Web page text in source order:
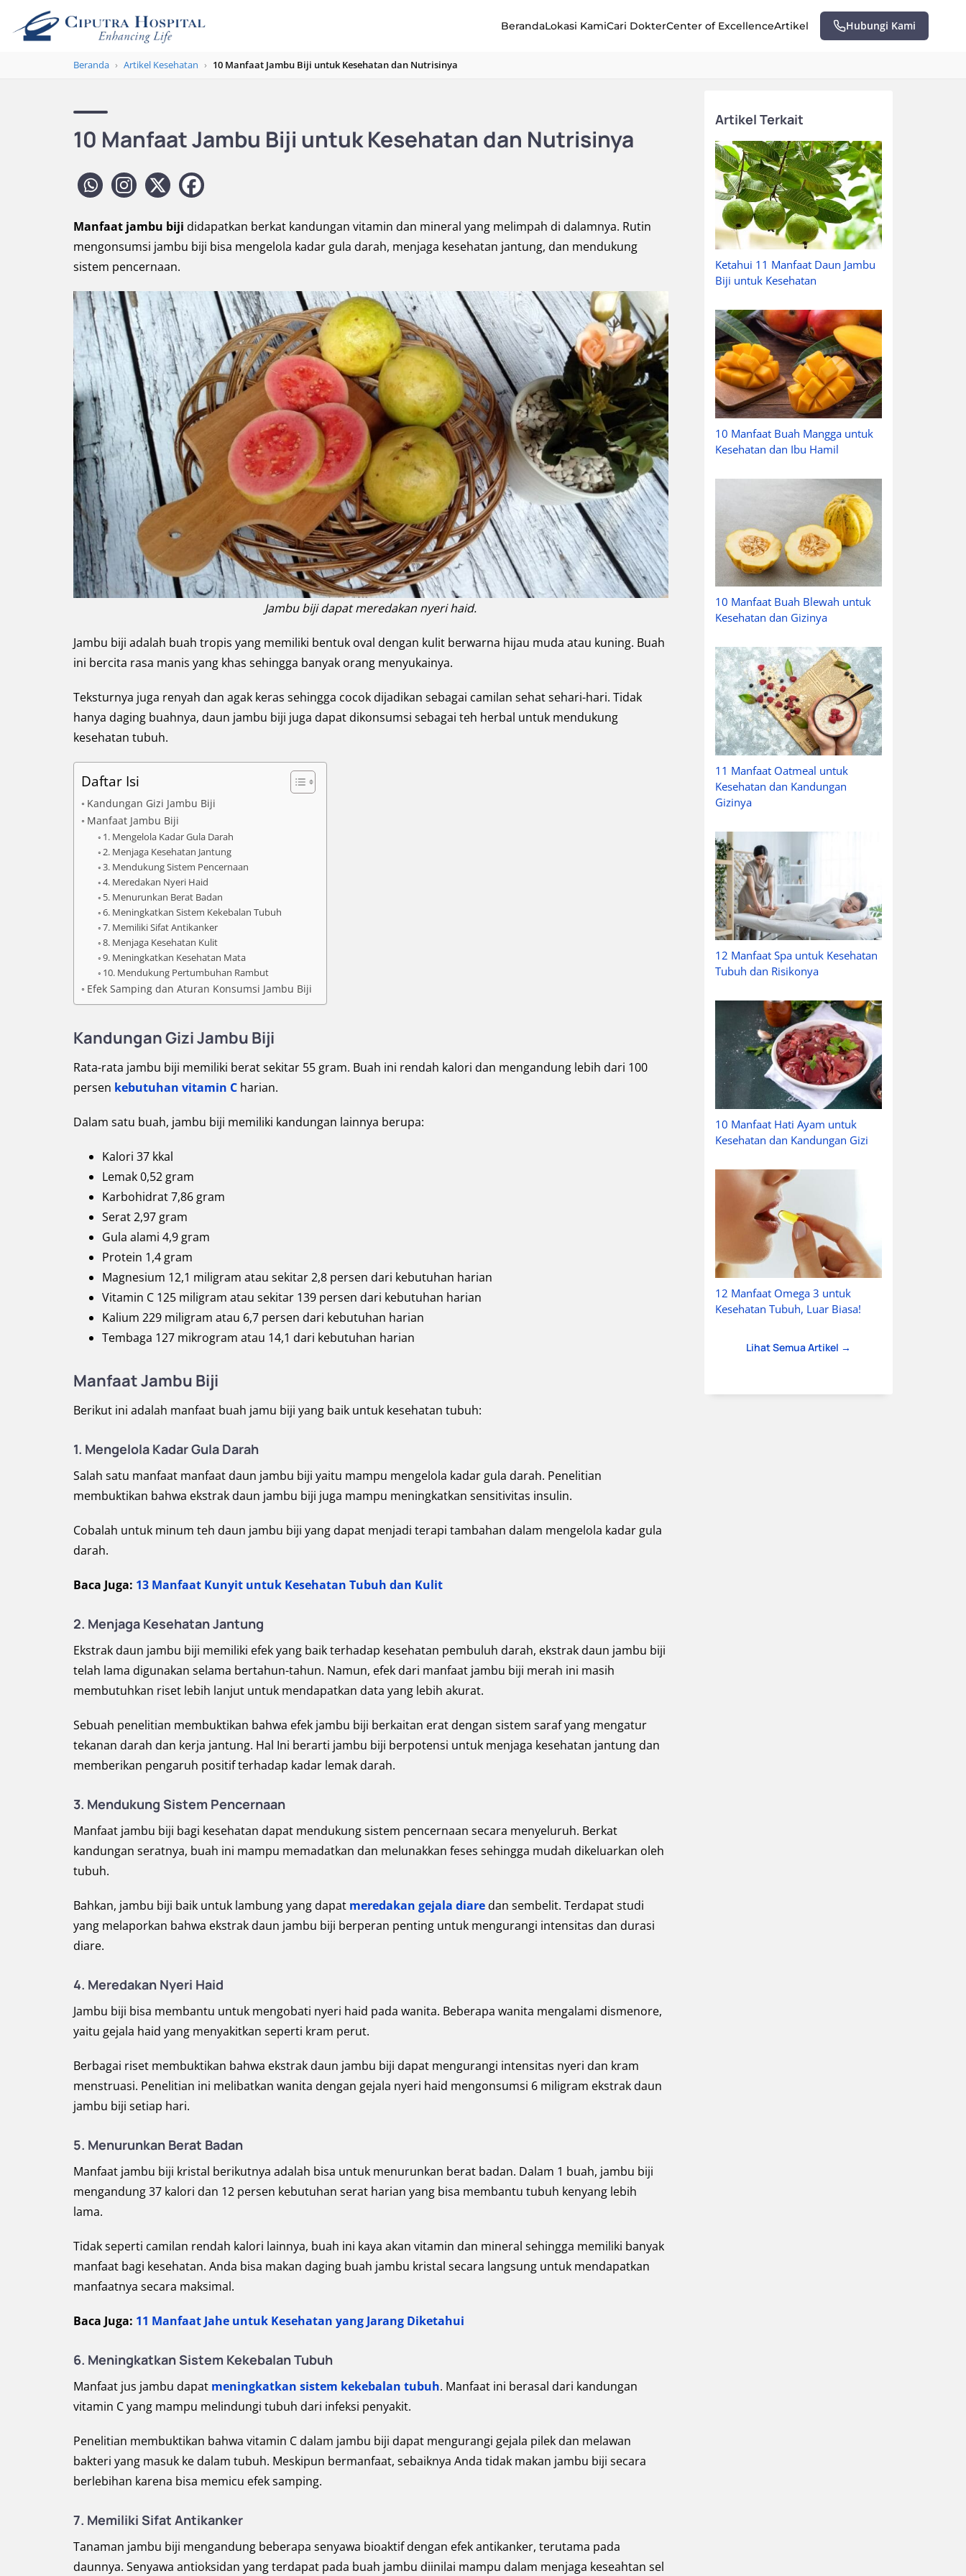
BerandaLokasi KamiCari DokterCenter of ExcellenceArtikel Hubungi Kami
Beranda › Artikel Kesehatan › 10 Manfaat Jambu Biji untuk Kesehatan dan Nutrisinya
10 Manfaat Jambu Biji untuk Kesehatan dan Nutrisinya
Manfaat jambu biji didapatkan berkat kandungan vitamin dan mineral yang melimpah di dalamnya. Rutin
mengonsumsi jambu biji bisa mengelola kadar gula darah, menjaga kesehatan jantung, dan mendukung
sistem pencernaan.
Jambu biji dapat meredakan nyeri haid.
Jambu biji adalah buah tropis yang memiliki bentuk oval dengan kulit berwarna hijau muda atau kuning. Buah
ini bercita rasa manis yang khas sehingga banyak orang menyukainya.
Teksturnya juga renyah dan agak keras sehingga cocok dijadikan sebagai camilan sehat sehari-hari. Tidak
hanya daging buahnya, daun jambu biji juga dapat dikonsumsi sebagai teh herbal untuk mendukung
kesehatan tubuh.
Daftar Isi
Kandungan Gizi Jambu Biji
Manfaat Jambu Biji
1. Mengelola Kadar Gula Darah
2. Menjaga Kesehatan Jantung
3. Mendukung Sistem Pencernaan
4. Meredakan Nyeri Haid
5. Menurunkan Berat Badan
6. Meningkatkan Sistem Kekebalan Tubuh
7. Memiliki Sifat Antikanker
8. Menjaga Kesehatan Kulit
9. Meningkatkan Kesehatan Mata
10. Mendukung Pertumbuhan Rambut
Efek Samping dan Aturan Konsumsi Jambu Biji
Kandungan Gizi Jambu Biji
Rata-rata jambu biji memiliki berat sekitar 55 gram. Buah ini rendah kalori dan mengandung lebih dari 100
persen kebutuhan vitamin C harian.
Dalam satu buah, jambu biji memiliki kandungan lainnya berupa:
Kalori 37 kkal
Lemak 0,52 gram
Karbohidrat 7,86 gram
Serat 2,97 gram
Gula alami 4,9 gram
Protein 1,4 gram
Magnesium 12,1 miligram atau sekitar 2,8 persen dari kebutuhan harian
Vitamin C 125 miligram atau sekitar 139 persen dari kebutuhan harian
Kalium 229 miligram atau 6,7 persen dari kebutuhan harian
Tembaga 127 mikrogram atau 14,1 dari kebutuhan harian
Manfaat Jambu Biji
Berikut ini adalah manfaat buah jamu biji yang baik untuk kesehatan tubuh:
1. Mengelola Kadar Gula Darah
Salah satu manfaat manfaat daun jambu biji yaitu mampu mengelola kadar gula darah. Penelitian
membuktikan bahwa ekstrak daun jambu biji juga mampu meningkatkan sensitivitas insulin.
Cobalah untuk minum teh daun jambu biji yang dapat menjadi terapi tambahan dalam mengelola kadar gula
darah.
Baca Juga: 13 Manfaat Kunyit untuk Kesehatan Tubuh dan Kulit
2. Menjaga Kesehatan Jantung
Ekstrak daun jambu biji memiliki efek yang baik terhadap kesehatan pembuluh darah, ekstrak daun jambu biji
telah lama digunakan selama bertahun-tahun. Namun, efek dari manfaat jambu biji merah ini masih
membutuhkan riset lebih lanjut untuk mendapatkan data yang lebih akurat.
Sebuah penelitian membuktikan bahwa efek jambu biji berkaitan erat dengan sistem saraf yang mengatur
tekanan darah dan kerja jantung. Hal Ini berarti jambu biji berpotensi untuk menjaga kesehatan jantung dan
memberikan pengaruh positif terhadap kadar lemak darah.
3. Mendukung Sistem Pencernaan
Manfaat jambu biji bagi kesehatan dapat mendukung sistem pencernaan secara menyeluruh. Berkat
kandungan seratnya, buah ini mampu memadatkan dan melunakkan feses sehingga mudah dikeluarkan oleh
tubuh.
Bahkan, jambu biji baik untuk lambung yang dapat meredakan gejala diare dan sembelit. Terdapat studi
yang melaporkan bahwa ekstrak daun jambu biji berperan penting untuk mengurangi intensitas dan durasi
diare.
4. Meredakan Nyeri Haid
Jambu biji bisa membantu untuk mengobati nyeri haid pada wanita. Beberapa wanita mengalami dismenore,
yaitu gejala haid yang menyakitkan seperti kram perut.
Berbagai riset membuktikan bahwa ekstrak daun jambu biji dapat mengurangi intensitas nyeri dan kram
menstruasi. Penelitian ini melibatkan wanita dengan gejala nyeri haid mengonsumsi 6 miligram ekstrak daun
jambu biji setiap hari.
5. Menurunkan Berat Badan
Manfaat jambu biji kristal berikutnya adalah bisa untuk menurunkan berat badan. Dalam 1 buah, jambu biji
mengandung 37 kalori dan 12 persen kebutuhan serat harian yang bisa membantu tubuh kenyang lebih
lama.
Tidak seperti camilan rendah kalori lainnya, buah ini kaya akan vitamin dan mineral sehingga memiliki banyak
manfaat bagi kesehatan. Anda bisa makan daging buah jambu kristal secara langsung untuk mendapatkan
manfaatnya secara maksimal.
Baca Juga: 11 Manfaat Jahe untuk Kesehatan yang Jarang Diketahui
6. Meningkatkan Sistem Kekebalan Tubuh
Manfaat jus jambu dapat meningkatkan sistem kekebalan tubuh. Manfaat ini berasal dari kandungan
vitamin C yang mampu melindungi tubuh dari infeksi penyakit.
Penelitian membuktikan bahwa vitamin C dalam jambu biji dapat mengurangi gejala pilek dan melawan
bakteri yang masuk ke dalam tubuh. Meskipun bermanfaat, sebaiknya Anda tidak makan jambu biji secara
berlebihan karena bisa memicu efek samping.
7. Memiliki Sifat Antikanker
Tanaman jambu biji mengandung beberapa senyawa bioaktif dengan efek antikanker, terutama pada
daunnya. Senyawa antioksidan yang terdapat pada buah jambu diinilai mampu dalam menjaga keseahtan sel
Artikel Terkait
Ketahui 11 Manfaat Daun Jambu
Biji untuk Kesehatan
10 Manfaat Buah Mangga untuk
Kesehatan dan Ibu Hamil
10 Manfaat Buah Blewah untuk
Kesehatan dan Gizinya
11 Manfaat Oatmeal untuk
Kesehatan dan Kandungan
Gizinya
12 Manfaat Spa untuk Kesehatan
Tubuh dan Risikonya
10 Manfaat Hati Ayam untuk
Kesehatan dan Kandungan Gizi
12 Manfaat Omega 3 untuk
Kesehatan Tubuh, Luar Biasa!
Lihat Semua Artikel →